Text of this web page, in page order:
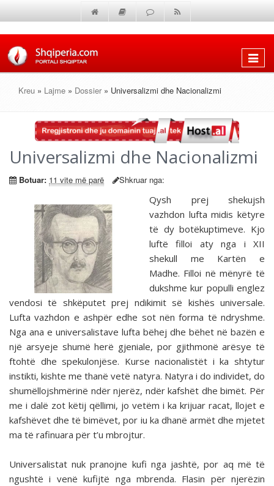
Shfaq
Kreu » Lajme » Dossier » Universalizmi dhe Nacionalizmi
Universalizmi dhe Nacionalizmi
Botuar: 11 vite më parë Shkruar nga:
Qysh prej shekujsh
vazhdon lufta midis këtyre
të dy botëkuptimeve. Kjo
luftë filloi aty nga i XII
shekull me Kartën e
Madhe. Filloi në mënyrë të
dukshme kur populli englez
vendosi të shkëputet prej ndikimit së kishës universale.
Lufta vazhdon e ashpër edhe sot nën forma të ndryshme.
Nga ana e universalistave lufta bëhej dhe bëhet në bazën e
një arsyeje shumë herë gjeniale, por gjithmonë arësye të
ftohtë dhe spekulonjëse. Kurse nacionalistët i ka shtytur
instikti, kishte me thanë vetë natyra. Natyra i do individet, do
shumëllojshmërinë ndër njerëz, ndër kafshët dhe bimët. Për
me i dalë zot këtij qëllimi, jo vetëm i ka krijuar racat, llojet e
kafshëvet dhe të bimëvet, por iu ka dhanë armët dhe mjetet
ma të rafinuara për t’u mbrojtur.
Universalistat nuk pranojne kufi nga jashtë, por aq më të
ngushtë i venë kufijtë nga mbrenda. Flasin për njerëzin